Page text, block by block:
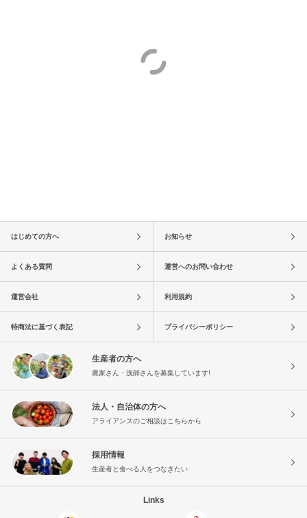
はじめての方へ お知らせ
よくある質問 運営へのお問い合わせ
運営会社 利用規約
特商法に基づく表記 プライバシーポリシー
生産者の方へ
農家さん・漁師さんを募集しています!
法人・自治体の方へ
アライアンスのご相談はこちらから
採用情報
生産者と食べる人をつなぎたい
Links